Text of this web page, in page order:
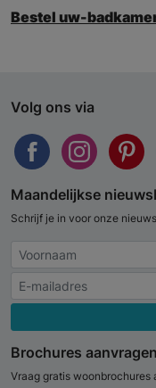
Bestel uw-
Volg ons via
Maandelijkse
Schrijf je in voor onze
Brochures aanvragen
Vraag gratis